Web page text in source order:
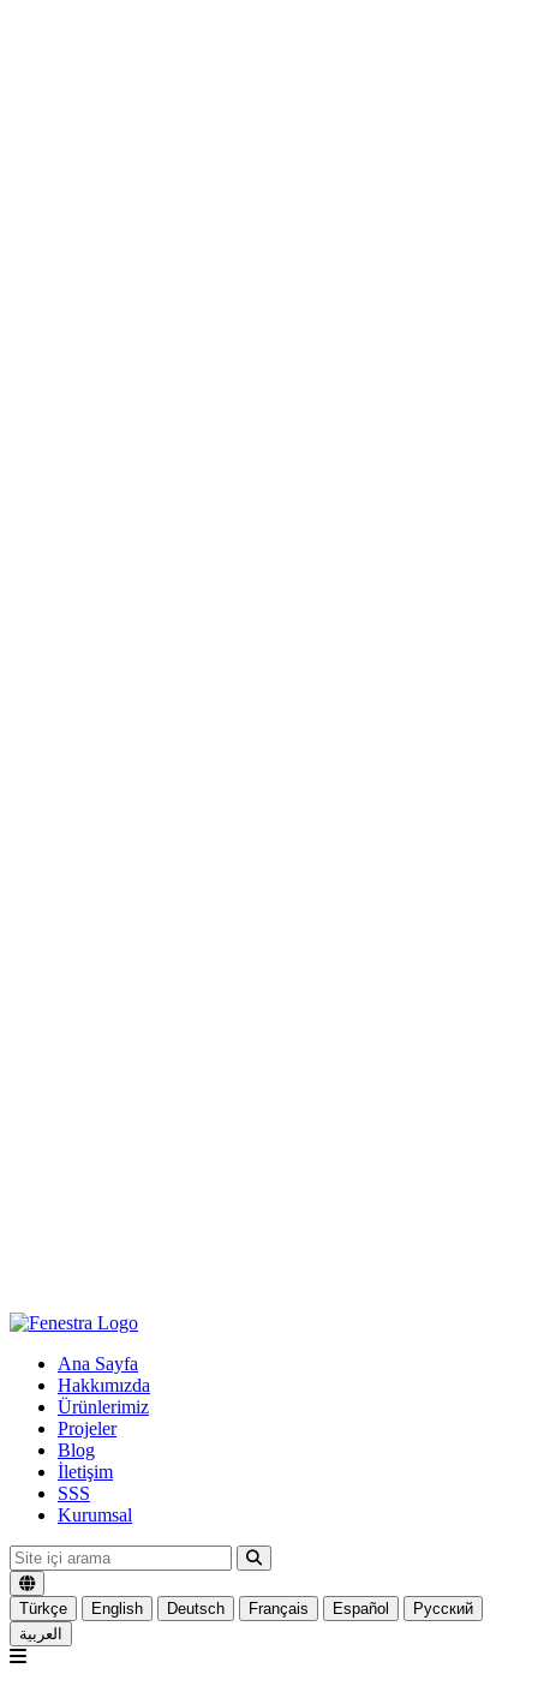
Ana Sayfa
Hakkımızda
Ürünlerimiz
Projeler
Blog
İletişim
SSS
Kurumsal
Türkçe English Deutsch Français Español
Русский
العربية